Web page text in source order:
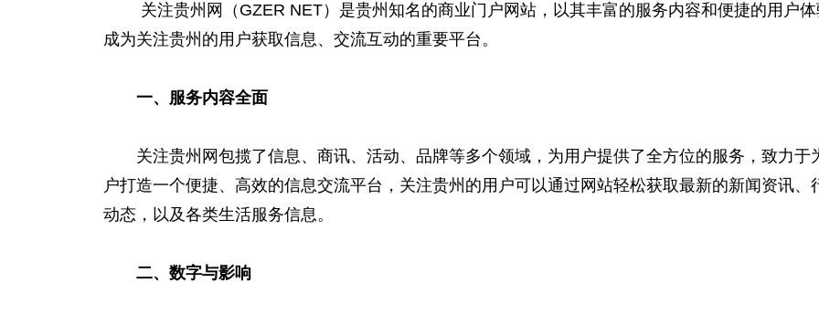
关注贵州网 （GZER NET） 是贵州知名的商业门户网站，以其丰富的服务内容和便捷的用户体
成为关注贵州的用户获取信息、交流互动的重要平台。
一、服务内容全面
关注贵州网包揽了信息、商讯、活动、品牌等多个领域，为用户提供了全方位的服务，致力于
户打造一个便捷、高效的信息交流平台， 关注贵州的用户可以通过网站轻松获取最新的新闻资讯、
动态，以及各类生活服务信息。
二、数字与影响